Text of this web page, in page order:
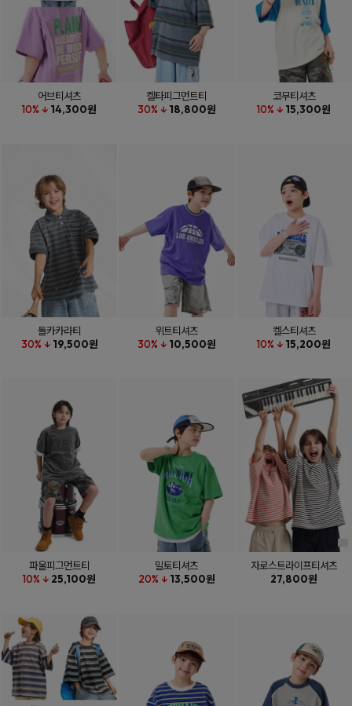
어브티셔츠
10% ↓ 14,300원
켈타피그먼트티
30% ↓ 18,800원
코무티셔츠
10% ↓ 15,300원
돌카카라티
30% ↓ 19,500원
위트티셔츠
30% ↓ 10,500원
켈스티셔츠
10% ↓ 15,200원
파울피그먼트티
10% ↓ 25,100원
밀토티셔츠
20% ↓ 13,500원
자로스트라이프티셔츠
27,800원